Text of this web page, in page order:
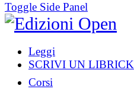
Toggle Side Panel
Leggi
SCRIVI UN LIBRICK
Corsi